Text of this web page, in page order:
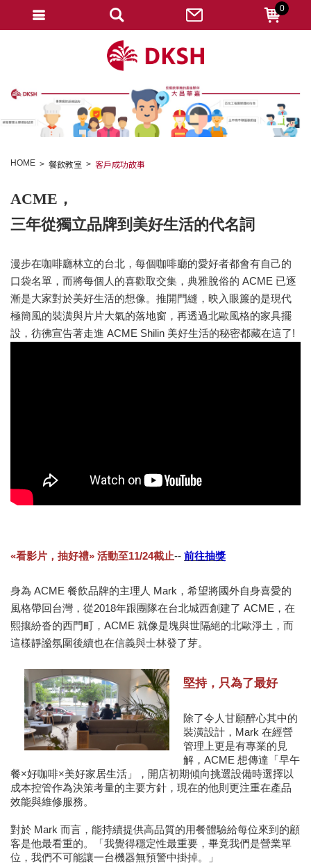
HOME 餐飲教室 客戶成功故事
ACME，
三年從獨立品牌到美好生活的代名詞
漫步在咖啡廳林立的台北，每個咖啡廳的愛好者都會有自己的
口袋名單，而將每個人的喜歡取交集，典雅脫俗的 ACME 已逐
漸是大家對於美好生活的想像。 推開門縫，映入眼簾的是現代
極簡風的裝潢與片片大氣的落地窗，再透過北歐風格的家具擺
設，彷彿宣告著走進 ACME Shilin 美好生活的秘密都藏在這了!
«看影片，抽好禮» 活動至11/24截止-- 前往抽獎
身為 ACME 餐飲品牌的主理人 Mark， 希望將國外自身喜愛的
風格帶回台灣，從2018年跟團隊在台北城西創建了 ACME，在
熙攘紛沓的西門町，ACME 就像是塊與世隔絕的北歐淨土，而
這樣靜謐氛圍後續也在信義與士林發了芽。
堅持，只為了最好
除了令人甘願醉心其中的
裝潢設計，Mark 在經營
管理上更是有專業的見
解，ACME 想傳達「早午
餐×好咖啡×美好家居生活」，開店初期傾向挑選設備時選擇以
成本控管作為決策考量的主要方針，現在的他則更注重在產品
效能與維修服務。
對於 Mark 而言，能持續提供高品質的用餐體驗給每位來到的顧
客是他最看重的。「我覺得穩定性最重要，畢竟我們是營業單
位，我們不可能讓一台機器無預警中掛掉。」
0
忘記密碼
變更密碼
匯款通知
會員登出